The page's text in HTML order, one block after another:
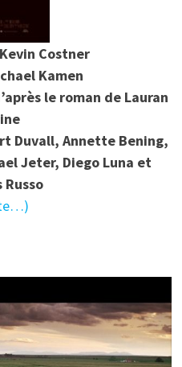
Costner
Kamen
le roman de Lauran
Duvall, Annette Bening,
Jeter, Diego Luna et
Russo